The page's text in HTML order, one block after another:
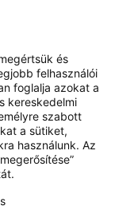
és
felhasználói
foglalja azokat a
kereskedelmi
szabott
a sütiket,
használunk. Az